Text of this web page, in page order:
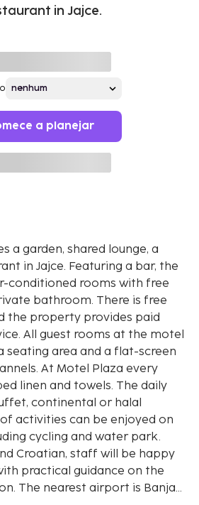
in Jajce.
a planejar
a garden, shared lounge, a
in Jajce. Featuring a bar, the
conditioned rooms with free
bathroom. There is free
the property provides paid
All guest rooms at the motel
seating area and a flat-screen
At Motel Plaza every
linen and towels. The daily
continental or halal
activities can be enjoyed on
cycling and water park.
Croatian, staff will be happy
practical guidance on the
The nearest airport is Banja